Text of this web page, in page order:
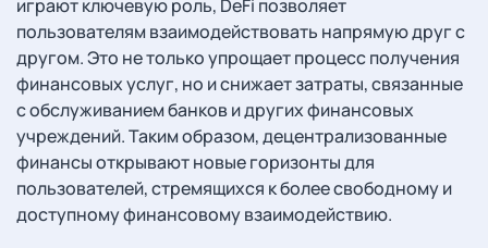
играют ключевую роль, DeFi позволяет
пользователям взаимодействовать напрямую друг с
другом. Это не только упрощает процесс получения
финансовых услуг, но и снижает затраты, связанные
с обслуживанием банков и других финансовых
учреждений. Таким образом, децентрализованные
финансы открывают новые горизонты для
пользователей, стремящихся к более свободному и
доступному финансовому взаимодействию.